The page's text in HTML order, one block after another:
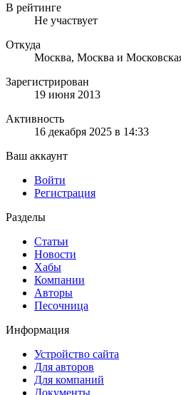
В рейтинге
Не участвует
Откуда
Москва, Москва и
Зарегистрирован
19 июня 2013
Активность
16 декабря 2025 в 14:33
Ваш аккаунт
Войти
Регистрация
Разделы
Статьи
Новости
Хабы
Компании
Авторы
Песочница
Информация
Устройство сайта
Для авторов
Для компаний
Документы